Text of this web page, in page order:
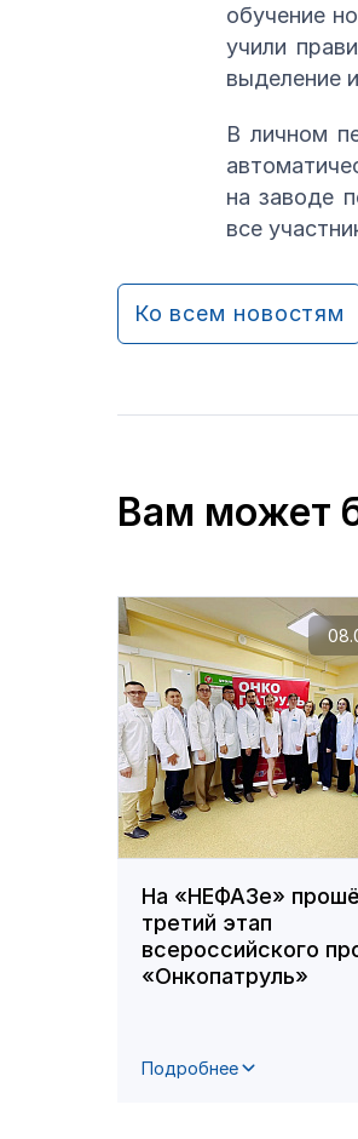
обучение
учили
выделение
В личном
на заводе
все
Ко всем новостям
Вам может
На «НЕФАЗе»
третий этап
всероссийского
«Онкопатруль»
Подробнее